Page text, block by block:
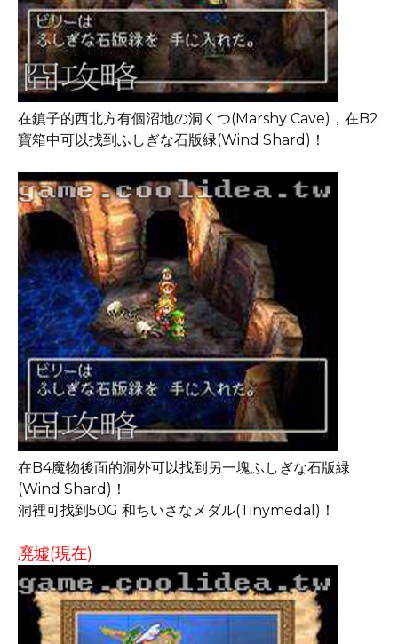
在鎮子的西北方有個沼地の洞くつ(Marshy Cave)，在B2
寶箱中可以找到ふしぎな石版緑(Wind Shard)！
在B4魔物後面的洞外可以找到另一塊ふしぎな石版緑
(Wind Shard)！
洞裡可找到50G 和ちいさなメダル(Tinymedal)！
廃墟(現在)